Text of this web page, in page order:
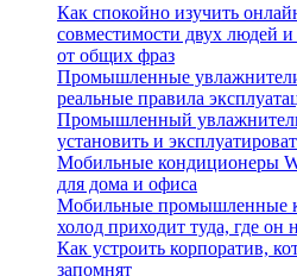
Как спокойно изучить
совместимости двух людей
от общих фраз
Промышленные
реальные правила
Промышленный
установить и
Мобильные кондиционеры
для дома и офиса
Мобильные промышленные
холод приходит туда, где он
Как устроить корпоратив,
запомнят